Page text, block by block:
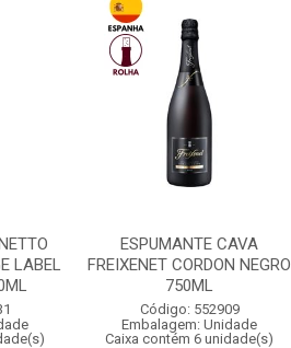
LABEL
ESPUMANTE CAVA
FREIXENET CORDON NEGRO
750ML
Código: 552909
Embalagem: Unidade
Caixa contém 6 unidade(s)